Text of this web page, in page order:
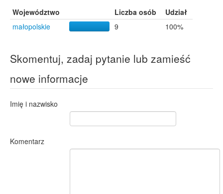
Województwo Liczba osób
Udział
małopolskie
9 100%
Skomentuj, zadaj pytanie lub zamieść
nowe informacje
Imię i nazwisko
Komentarz